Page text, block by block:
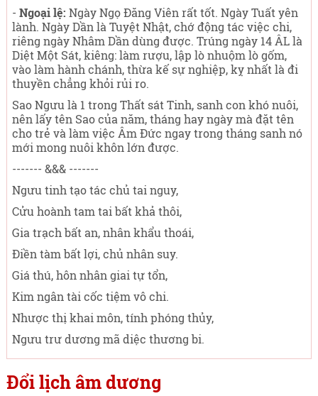
- Ngoại lệ: Ngày Ngọ Đăng Viên rất tốt. Ngày Tuất yên
lành. Ngày Dần là Tuyệt Nhật, chớ động tác việc chi,
riêng ngày Nhâm Dần dùng được. Trúng ngày 14 ÂL là
Diệt Một Sát, kiêng: làm rượu, lập lò nhuộm lò gốm,
vào làm hành chánh, thừa kế sự nghiệp, kỵ nhất là đi
thuyền chẳng khỏi rủi ro.
Sao Ngưu là 1 trong Thất sát Tinh, sanh con khó nuôi,
nên lấy tên Sao của năm, tháng hay ngày mà đặt tên
cho trẻ và làm việc Âm Đức ngay trong tháng sanh nó
mới mong nuôi khôn lớn được.
------- &&& -------
Ngưu tinh tạo tác chủ tai nguy,
Cửu hoành tam tai bất khả thôi,
Gia trạch bất an, nhân khẩu thoái,
Điền tàm bất lợi, chủ nhân suy.
Giá thú, hôn nhân giai tự tổn,
Kim ngân tài cốc tiệm vô chi.
Nhược thị khai môn, tính phóng thủy,
Ngưu trư dương mã diệc thương bi.
Đổi lịch âm dương